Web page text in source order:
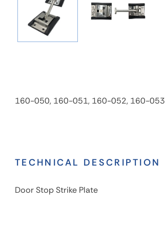
160-050, 160-051, 160-052, 160-053
TECHNICAL DESCRIPTION
Door Stop Strike Plate